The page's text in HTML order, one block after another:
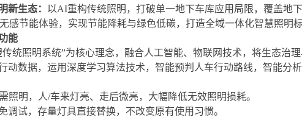
新生态： 以AI重构传统照明 ，打破单一地下车库应用局限，覆盖地
感节能体验， 实现节能降耗与绿色低碳，打造全域一体化智慧照明标
能
统照明系统”为核心理念，融合人工智能、物联网技术，将生态治
动数据，运用深度学习算法技术，智能预判人车行动路线，智能分
照明，人/车来灯亮、走后微亮，大幅降低无效照明损耗。
调试，存量灯具直接替换，不改变原有使用习惯。